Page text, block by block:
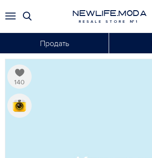
NEWLIFE.MODA
RESALE STORE №1
Продать
140